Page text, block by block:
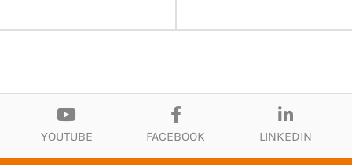
YOUTUBE FACEBOOK LINKEDIN